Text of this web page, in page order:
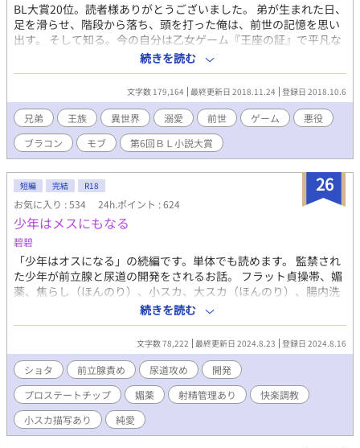
BL大賞20位。読者様ありがとうございました。 弟が生まれた日、
足を滑らせ、階段から落ち、頭を打った俺は、前世の記憶を思い
出す。 そして知る。今の自分は乙女ゲーム『王座の証』で平凡な
顔、平凡な頭、平凡な運動能力、全てに置いて普通、全てに置い
て完璧で優秀な弟はどんなに後に生まれようと次期王の継承権が
いく、王にふさわしい赤の瞳と黒髪を持ち、親の愛さえ奪った弟
に恨みを覚える悪役の兄であると。 でも今の俺はそんな弟の苦労
を知っているし、生まれたばかりの弟は可愛い。 そんな可愛い弟
が幸せになるためにはヒロインと結婚して王になることだろう。
悪役になれば死ぬ。わかってはいるが、前世の後悔を繰り返さな
いため、将来処刑されるとわかっていたとしても、弟の幸せを願
います！ ・・・でもヒロインに会うまでは可愛がってもいいよ
ね？ 本編は完結。番外編が本編越えたのでタイトルも変えた。あ
る意味間違ってはいない。可愛がらなければ番外編もないのだか
ら。 そしてまさかのモブの恋愛まで始まったようだ。 お気に入り
1000突破は私の作品の中で初作品でございます！ありがとうござ
います！ 2018/10/10より章の整理を致しました。ご迷惑おかけし
ます。 2018/10/7.23時25分確認。BLランキング1位だと・・・？
2018/10/24.話がワンパターン化してきた気がするのでまた意欲が
湧き、書きたいネタができるまでとりあえず完結といたします。
2018/11/3.久々の更新。BL小説大賞応募したので思い付きを更新
してみました。
続きを読む
文字数 179,164 最終更新日 2018.11.24 登録日 2018.10.6
兄弟 王族 異世界 溺愛 前世 ゲーム
悪役
ブラコン
モブ 第6回ＢＬ小説大賞
26
短編 完結 R18
お気に入り : 534 24h.ポイント : 624
少年はメスにもなる
碧碧
「少年はオスになる」の続編です。単体でも読めます。 監禁され
た少年が前立腺と尿道の開発をされるお話。 フラット貞操帯、媚
薬、焦らし（ほんのり）、小スカ、大スカ（ほんのり）、腸内洗
浄、メスイキ、エネマグラ、連続絶頂、前立腺責め、尿道責め、
亀頭責め（ほんのり）、プロステートチップ、攻めに媚薬、攻め
の射精我慢、攻め喘ぎ（押し殺し系）、見られながらの性行為な
どがあります。 挿入ありです。本編では調教師×ショタ、調教師
×ショタ×モブショタの3Pもありますので閲覧ご注意ください。
番外編では全て小スカでの絶頂があり、とにかくラブラブ甘々恋
人セックスしています。堅物おじさん調教師がすっかり溺愛攻め
となりました。 早熟→恋人セックス。受けに煽られる攻め。受け
が飲精します。 成熟→調教プレイ。乳首責めや射精我慢、オナホ
続きを読む
文字数 78,222 最終更新日 2024.8.23 登録日 2024.8.16
ショタ 前立腺責め 尿道攻め
開発
プロステートチップ
媚薬 射精管理あり
快楽調教
小スカ描写あり
純愛